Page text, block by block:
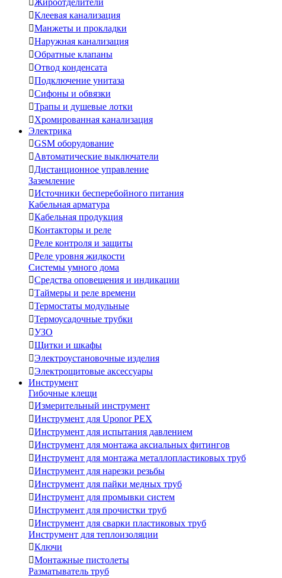
Жироотделители
Клеевая канализация
Манжеты и прокладки
Наружная канализация
Обратные клапаны
Отвод конденсата
Подключение унитаза
Сифоны и обвязки
Трапы и душевые лотки
Хромированная канализация
Электрика
GSM оборудование
Автоматические выключатели
Дистанционное управление
Заземление
Источники бесперебойного питания
Кабельная арматура
Кабельная продукция
Контакторы и реле
Реле контроля и защиты
Реле уровня жидкости
Системы умного дома
Средства оповещения и индикации
Таймеры и реле времени
Термостаты модульные
Термоусадочные трубки
УЗО
Щитки и шкафы
Электроустановочные изделия
Электрощитовые аксессуары
Инструмент
Гибочные клещи
Измерительный инструмент
Инструмент для Uponor PEX
Инструмент для испытания давлением
Инструмент для монтажа аксиальных фитингов
Инструмент для монтажа металлопластиковых труб
Инструмент для нарезки резьбы
Инструмент для пайки медных труб
Инструмент для промывки систем
Инструмент для прочистки труб
Инструмент для сварки пластиковых труб
Инструмент для теплоизоляции
Ключи
Монтажные пистолеты
Разматыватель труб